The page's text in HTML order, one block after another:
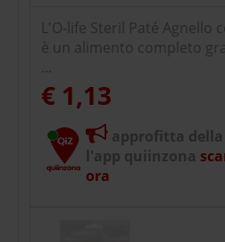
L'O-life Steril Paté Agnello
è un alimento completo
...
€ 1,13
approfitta della
l'app quiinzona
ora